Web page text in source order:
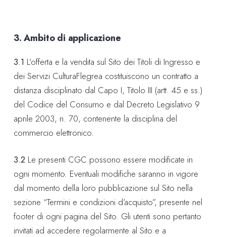
3. Ambito di applicazione
3.1 L’offerta e la vendita sul Sito dei Titoli di Ingresso e
dei Servizi CulturaFlegrea costituiscono un contratto a
distanza disciplinato dal Capo I, Titolo III (artt. 45 e ss.)
del Codice del Consumo e dal Decreto Legislativo 9
aprile 2003, n. 70, contenente la disciplina del
commercio elettronico.
3.2 Le presenti CGC possono essere modificate in
ogni momento. Eventuali modifiche saranno in vigore
dal momento della loro pubblicazione sul Sito nella
sezione “Termini e condizioni d’acquisto”, presente nel
footer di ogni pagina del Sito. Gli utenti sono pertanto
invitati ad accedere regolarmente al Sito e a